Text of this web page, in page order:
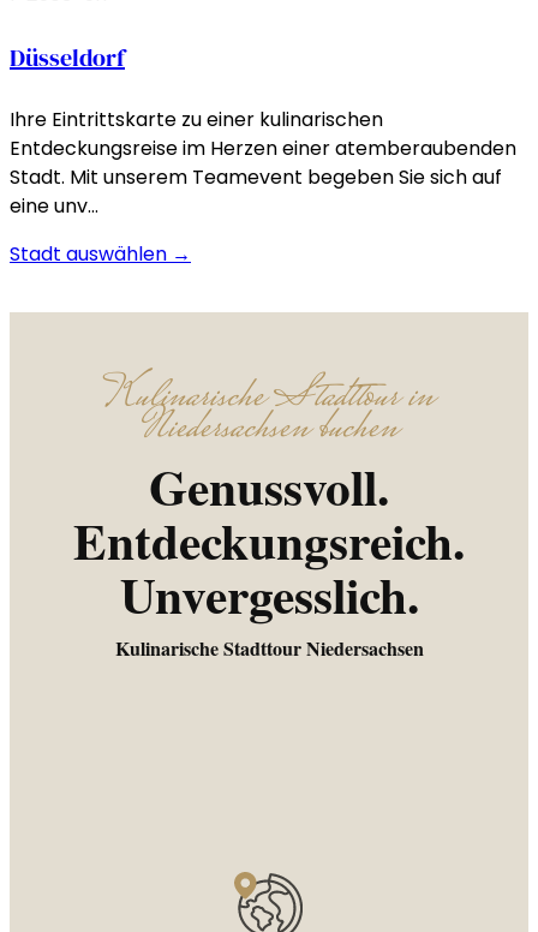
Düsseldorf
Ihre Eintrittskarte zu einer kulinarischen
Entdeckungsreise im Herzen einer atemberaubenden
Stadt. Mit unserem Teamevent begeben Sie sich auf
eine unv…
Stadt auswählen →
Kulinarische Stadttour in
Niedersachsen buchen
Genussvoll.
Entdeckungsreich.
Unvergesslich.
Kulinarische Stadttour Niedersachsen